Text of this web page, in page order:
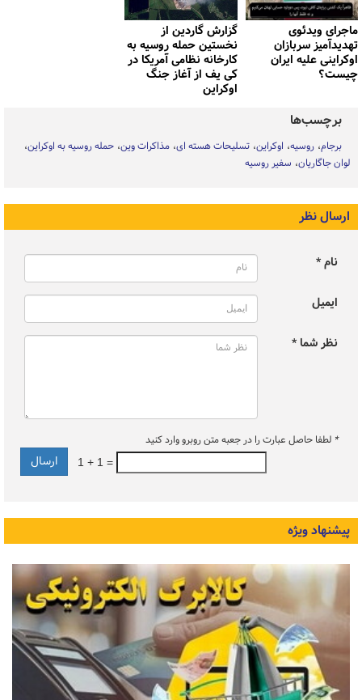
ماجرای ویدئوی
تهدیدآمیز سربازان
اوکراینی علیه ایران
چیست؟
گزارش گاردین از
نخستین حمله روسیه به
کارخانه نظامی آمریکا در
کی یف از آغاز جنگ
اوکراین
برچسب‌ها
برجام روسیه اوکراین تسلیحات هسته ای مذاکرات وین حمله روسیه به اوکراین
لوان جاگاریان سفیر روسیه
ارسال نظر
نام *
ایمیل
نظر شما *
* لطفا حاصل عبارت را در جعبه متن روبرو وارد کنید
1 + 1 =
پیشنهاد ویژه